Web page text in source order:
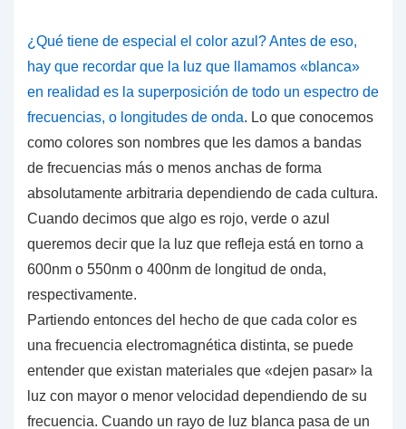
¿Qué tiene de especial el color azul? Antes de eso,
hay que recordar que la luz que llamamos «blanca»
en realidad es la superposición de todo un espectro de
frecuencias, o longitudes de onda. Lo que conocemos
como colores son nombres que les damos a bandas
de frecuencias más o menos anchas de forma
absolutamente arbitraria dependiendo de cada cultura.
Cuando decimos que algo es rojo, verde o azul
queremos decir que la luz que refleja está en torno a
600nm o 550nm o 400nm de longitud de onda,
respectivamente.
Partiendo entonces del hecho de que cada color es
una frecuencia electromagnética distinta, se puede
entender que existan materiales que «dejen pasar» la
luz con mayor o menor velocidad dependiendo de su
frecuencia. Cuando un rayo de luz blanca pasa de un